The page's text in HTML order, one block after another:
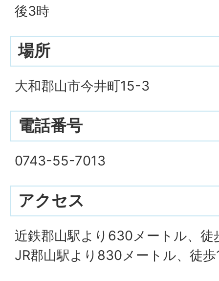
後3時
場所
大和郡山市今井町15-3
電話番号
0743-55-7013
アクセス
近鉄郡山駅より630メートル、徒
JR郡山駅より830メートル、徒歩